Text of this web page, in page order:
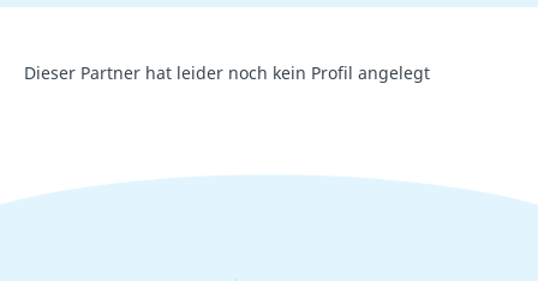
Dieser Partner hat leider noch kein Profil angelegt